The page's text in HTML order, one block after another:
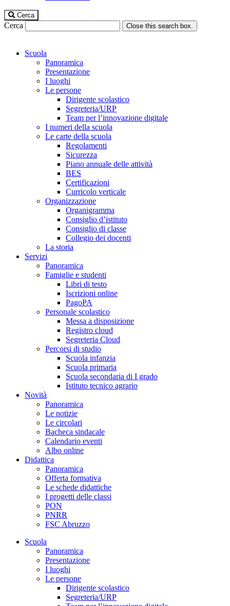
Cerca
Cerca Close this search box.
Scuola
Panoramica
Presentazione
I luoghi
Le persone
Dirigente scolastico
Segreteria/URP
Team per l’innovazione digitale
I numeri della scuola
Le carte della scuola
Regolamenti
Sicurezza
Piano annuale delle attività
BES
Certificazioni
Curricolo verticale
Organizzazione
Organigramma
Consiglio d’istituto
Consiglio di classe
Collegio dei docenti
La storia
Servizi
Panoramica
Famiglie e studenti
Libri di testo
Iscrizioni online
PagoPA
Personale scolastico
Messa a disposizione
Registro cloud
Segreteria Cloud
Percorsi di studio
Scuola infanzia
Scuola primaria
Scuola secondaria di I grado
Istituto tecnico agrario
Novità
Panoramica
Le notizie
Le circolari
Bacheca sindacale
Calendario eventi
Albo online
Didattica
Panoramica
Offerta formativa
Le schede didattiche
I progetti delle classi
PON
PNRR
FSC Abruzzo
Scuola
Panoramica
Presentazione
I luoghi
Le persone
Dirigente scolastico
Segreteria/URP